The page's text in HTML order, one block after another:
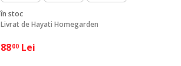
în stoc
Livrat deHayati Homegarden
8800 Lei